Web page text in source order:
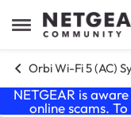
Open Side Menu
Skip to
Orbi Wi-Fi 5 (AC)
NETGEAR is
online scams.